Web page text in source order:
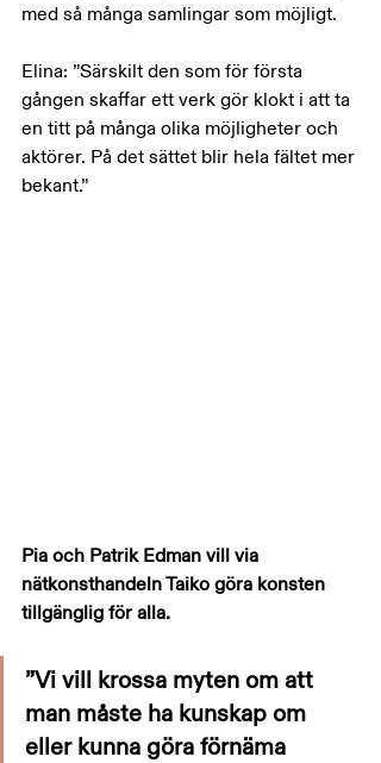
med så många samlingar som möjligt.
Elina: ”Särskilt den som för första
gången skaffar ett verk gör klokt i att ta
en titt på många olika möjligheter och
aktörer. På det sättet blir hela fältet mer
bekant.”
Pia och Patrik Edman vill via
nätkonsthandeln Taiko göra konsten
tillgänglig för alla.
”Vi vill krossa myten om att
man måste ha kunskap om
eller kunna göra förnäma